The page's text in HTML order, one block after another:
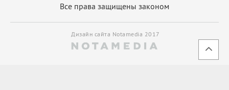
Все права защищены законом
Дизайн сайта Notamedia 2017